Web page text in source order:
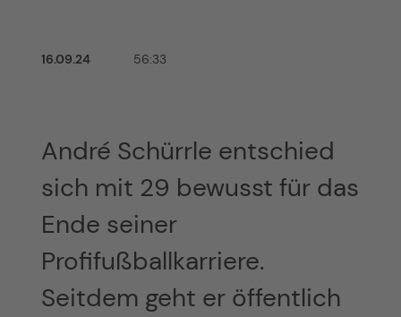
16.09.24 56:33
André Schürrle entschied
sich mit 29 bewusst für das
Ende seiner
Profifußballkarriere.
Seitdem geht er öffentlich